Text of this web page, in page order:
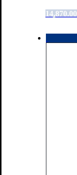
14,870.00